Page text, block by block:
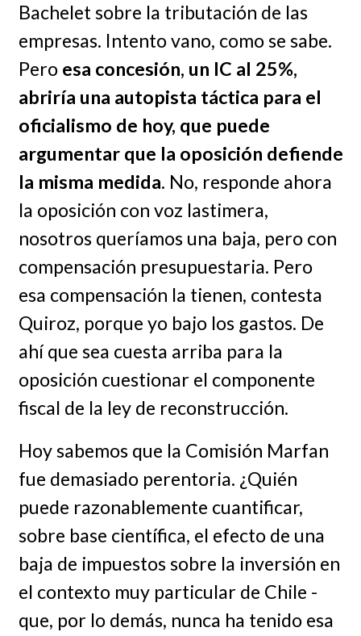
Bachelet sobre la tributación de las
empresas. Intento vano, como se sabe.
Pero esa concesión, un IC al 25%,
abriría una autopista táctica para el
oficialismo de hoy, que puede
argumentar que la oposición defiende
la misma medida. No, responde ahora
la oposición con voz lastimera,
nosotros queríamos una baja, pero con
compensación presupuestaria. Pero
esa compensación la tienen, contesta
Quiroz, porque yo bajo los gastos. De
ahí que sea cuesta arriba para la
oposición cuestionar el componente
fiscal de la ley de reconstrucción.
Hoy sabemos que la Comisión Marfan
fue demasiado perentoria. ¿Quién
puede razonablemente cuantificar,
sobre base científica, el efecto de una
baja de impuestos sobre la inversión en
el contexto muy particular de Chile -
que, por lo demás, nunca ha tenido esa